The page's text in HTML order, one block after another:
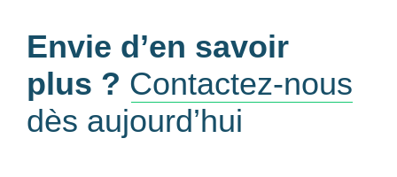
Envie d’en savoir
plus ? Contactez-nous
dès aujourd’hui